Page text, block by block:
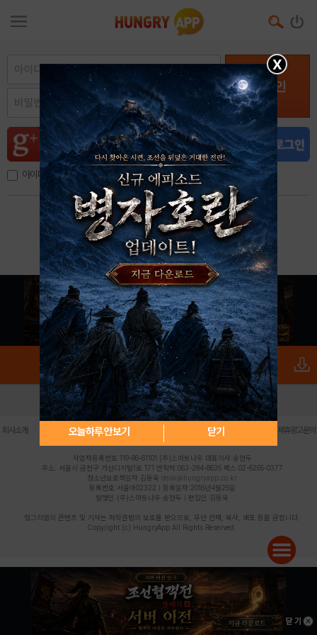
로그인
아이디, 이메일 저장
아이디 / 비밀번호 찾기 회원가입
X
오늘하루 안보기 닫기
로그인 PC버전 전체앱
회사소개 | 개인정보 처리방침 불법촬영물 신고센터 제휴광고문의
사업자등록번호:119-86-61101 (주)스마트나우 대표이사:송현두
주소: 서울시 금천구 가산디지털1로 171 연락처:063-284-8635 팩스:02-6265-0377
청소년보호책임자:김동욱 desk@hungryapp.co.kr
등록번호:서울아02322 | 등록일자:2016년4월25일
발행인:(주)스마트나우 송현두 | 편집인:김동욱
헝그리앱의 콘텐츠 및 기사는 저작권법의 보호를 받으므로, 무단 전재, 복사, 배포 등을 금합니다.
Copyright (c) HungryApp All Rights Reserved.